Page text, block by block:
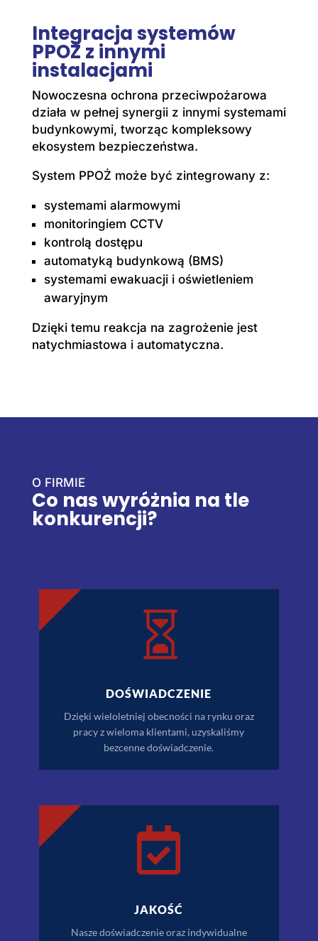
Integracja systemów
PPOŻ z innymi
instalacjami
Nowoczesna ochrona przeciwpożarowa
działa w pełnej synergii z innymi systemami
budynkowymi, tworząc kompleksowy
ekosystem bezpieczeństwa.
System PPOŻ może być zintegrowany z:
systemami alarmowymi
monitoringiem CCTV
kontrolą dostępu
automatyką budynkową (BMS)
systemami ewakuacji i oświetleniem
awaryjnym
Dzięki temu reakcja na zagrożenie jest
natychmiastowa i automatyczna.
O FIRMIE
Co nas wyróżnia na tle
konkurencji?

DOŚWIADCZENIE
Dzięki wieloletniej obecności na rynku oraz
pracy z wieloma klientami, uzyskaliśmy
bezcenne doświadczenie.

JAKOŚĆ
Nasze doświadczenie oraz indywidualne